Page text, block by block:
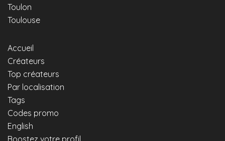
Toulon
Toulouse
Accueil
Créateurs
Top créateurs
Par localisation
Tags
Codes promo
English